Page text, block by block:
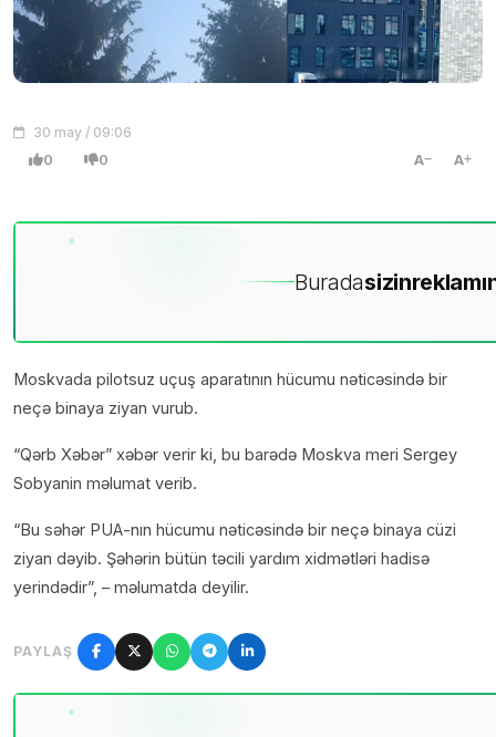
30 may / 09:06
0 0 A A
Buradasizin
Moskvada pilotsuz uçuş aparatının hücumu nəticəsində bir
neçə binaya ziyan vurub.
“Qərb Xəbər” xəbər verir ki, bu barədə Moskva meri Sergey
Sobyanin məlumat verib.
“Bu səhər PUA-nın hücumu nəticəsində bir neçə binaya cüzi
ziyan dəyib. Şəhərin bütün təcili yardım xidmətləri hadisə
yerindədir”, – məlumatda deyilir.
PAYLAŞ